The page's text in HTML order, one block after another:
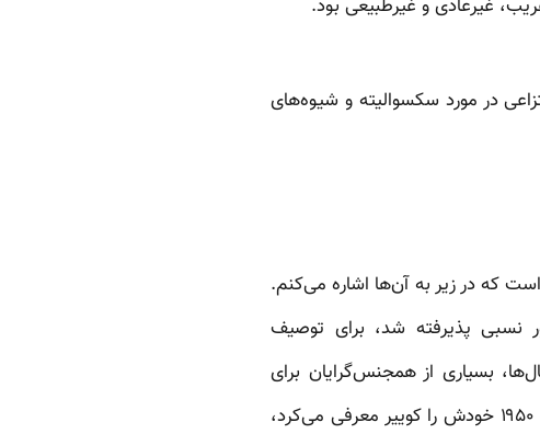
در مورد سکسوالیته و شیوه‌های
که در زیر به آن‌ها اشاره می‌کنم.
سال ۱۹۶۹ که همجنس‌گرایی به طور نسبی پذیرفته شد، برای توصیف
بسیاری از همجنس‌گرایان برای
توصیف خود از واژه «کوییر» استفاده می‌کردند. برای مثال، اگر یک همجنس‌گرا در لندن دهه ۱۹۵۰ خودش را کوییر معرفی می‌کرد،